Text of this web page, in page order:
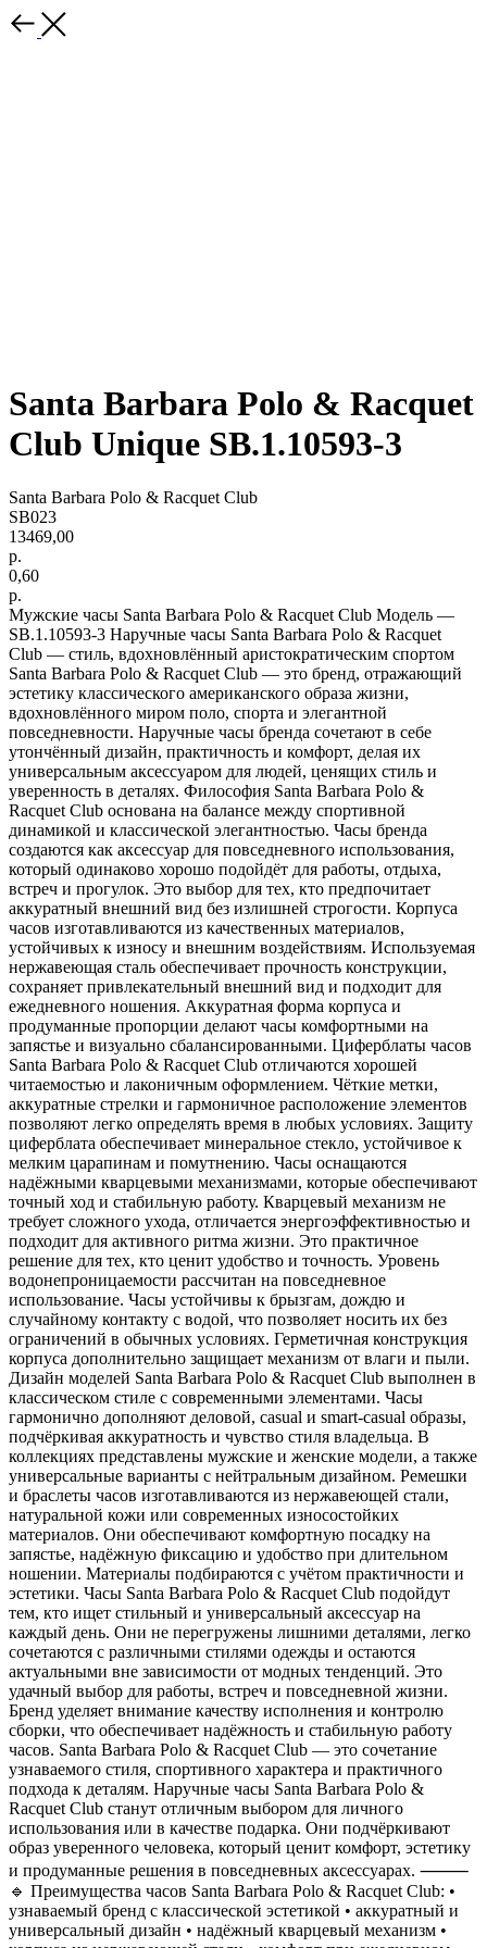
Santa Barbara Polo & Racquet
Club Unique SB.1.10593-3
Santa Barbara Polo & Racquet Club
SB023
13469,00
р.
0,60
р.
Мужские часы Santa Barbara Polo & Racquet Club Модель —
SB.1.10593-3 Наручные часы Santa Barbara Polo & Racquet
Club — стиль, вдохновлённый аристократическим спортом
Santa Barbara Polo & Racquet Club — это бренд, отражающий
эстетику классического американского образа жизни,
вдохновлённого миром поло, спорта и элегантной
повседневности. Наручные часы бренда сочетают в себе
утончённый дизайн, практичность и комфорт, делая их
универсальным аксессуаром для людей, ценящих стиль и
уверенность в деталях. Философия Santa Barbara Polo &
Racquet Club основана на балансе между спортивной
динамикой и классической элегантностью. Часы бренда
создаются как аксессуар для повседневного использования,
который одинаково хорошо подойдёт для работы, отдыха,
встреч и прогулок. Это выбор для тех, кто предпочитает
аккуратный внешний вид без излишней строгости. Корпуса
часов изготавливаются из качественных материалов,
устойчивых к износу и внешним воздействиям. Используемая
нержавеющая сталь обеспечивает прочность конструкции,
сохраняет привлекательный внешний вид и подходит для
ежедневного ношения. Аккуратная форма корпуса и
продуманные пропорции делают часы комфортными на
запястье и визуально сбалансированными. Циферблаты часов
Santa Barbara Polo & Racquet Club отличаются хорошей
читаемостью и лаконичным оформлением. Чёткие метки,
аккуратные стрелки и гармоничное расположение элементов
позволяют легко определять время в любых условиях. Защиту
циферблата обеспечивает минеральное стекло, устойчивое к
мелким царапинам и помутнению. Часы оснащаются
надёжными кварцевыми механизмами, которые обеспечивают
точный ход и стабильную работу. Кварцевый механизм не
требует сложного ухода, отличается энергоэффективностью и
подходит для активного ритма жизни. Это практичное
решение для тех, кто ценит удобство и точность. Уровень
водонепроницаемости рассчитан на повседневное
использование. Часы устойчивы к брызгам, дождю и
случайному контакту с водой, что позволяет носить их без
ограничений в обычных условиях. Герметичная конструкция
корпуса дополнительно защищает механизм от влаги и пыли.
Дизайн моделей Santa Barbara Polo & Racquet Club выполнен в
классическом стиле с современными элементами. Часы
гармонично дополняют деловой, casual и smart-casual образы,
подчёркивая аккуратность и чувство стиля владельца. В
коллекциях представлены мужские и женские модели, а также
универсальные варианты с нейтральным дизайном. Ремешки
и браслеты часов изготавливаются из нержавеющей стали,
натуральной кожи или современных износостойких
материалов. Они обеспечивают комфортную посадку на
запястье, надёжную фиксацию и удобство при длительном
ношении. Материалы подбираются с учётом практичности и
эстетики. Часы Santa Barbara Polo & Racquet Club подойдут
тем, кто ищет стильный и универсальный аксессуар на
каждый день. Они не перегружены лишними деталями, легко
сочетаются с различными стилями одежды и остаются
актуальными вне зависимости от модных тенденций. Это
удачный выбор для работы, встреч и повседневной жизни.
Бренд уделяет внимание качеству исполнения и контролю
сборки, что обеспечивает надёжность и стабильную работу
часов. Santa Barbara Polo & Racquet Club — это сочетание
узнаваемого стиля, спортивного характера и практичного
подхода к деталям. Наручные часы Santa Barbara Polo &
Racquet Club станут отличным выбором для личного
использования или в качестве подарка. Они подчёркивают
образ уверенного человека, который ценит комфорт, эстетику
и продуманные решения в повседневных аксессуарах. ⸻
🔹 Преимущества часов Santa Barbara Polo & Racquet Club: •
узнаваемый бренд с классической эстетикой • аккуратный и
универсальный дизайн • надёжный кварцевый механизм •